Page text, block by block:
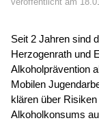
Seit 2 Jahren sind
Herzogenrath und
Alkoholprävention
Mobilen
klären über
Alkoholkonsums